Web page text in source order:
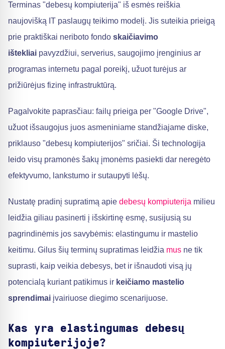
Terminas "debesų kompiuterija" iš esmės reiškia
naujovišką IT paslaugų teikimo modelį. Jis suteikia prieigą
prie praktiškai neriboto fondo skaičiavimo
ištekliai pavyzdžiui, serverius, saugojimo įrenginius ar
programas internetu pagal poreikį, užuot turėjus ar
prižiūrėjus fizinę infrastruktūrą.
Pagalvokite paprasčiau: failų prieiga per "Google Drive",
užuot išsaugojus juos asmeniniame standžiajame diske,
priklauso "debesų kompiuterijos" sričiai. Ši technologija
leido visų pramonės šakų įmonėms pasiekti dar neregėto
efektyvumo, lankstumo ir sutaupyti lėšų.
Nustatę pradinį supratimą apie debesų kompiuterija milieu
leidžia giliau pasinerti į išskirtinę esmę, susijusią su
pagrindinėmis jos savybėmis: elastingumu ir mastelio
keitimu. Gilus šių terminų supratimas leidžia mus ne tik
suprasti, kaip veikia debesys, bet ir išnaudoti visą jų
potencialą kuriant patikimus ir keičiamo mastelio
sprendimai įvairiuose diegimo scenarijuose.
Kas yra elastingumas debesų
kompiuterijoje?